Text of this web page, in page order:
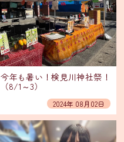
今年も暑い！検見川神社祭！
（8/1～3）
2024年 08月02日